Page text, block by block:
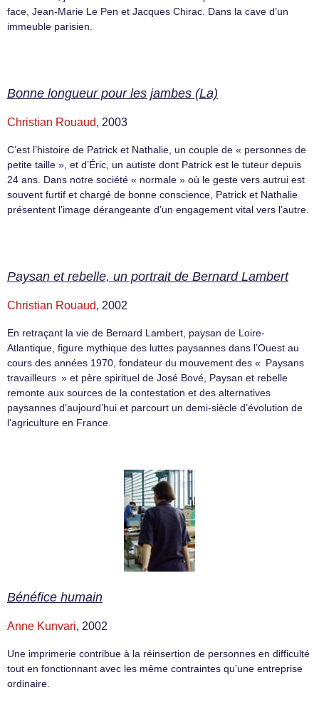
face, Jean-Marie Le Pen et Jacques Chirac. Dans la cave d’un
immeuble parisien.
Bonne longueur pour les jambes (La)
Christian Rouaud, 2003
C’est l’histoire de Patrick et Nathalie, un couple de « personnes de
petite taille », et d’Éric, un autiste dont Patrick est le tuteur depuis
24 ans. Dans notre société « normale » où le geste vers autrui est
souvent furtif et chargé de bonne conscience, Patrick et Nathalie
présentent l’image dérangeante d’un engagement vital vers l’autre.
Paysan et rebelle, un portrait de Bernard Lambert
Christian Rouaud, 2002
En retraçant la vie de Bernard Lambert, paysan de Loire-
Atlantique, figure mythique des luttes paysannes dans l’Ouest au
cours des années 1970, fondateur du mouvement des « Paysans
travailleurs » et père spirituel de José Bové, Paysan et rebelle
remonte aux sources de la contestation et des alternatives
paysannes d’aujourd’hui et parcourt un demi-siècle d’évolution de
l’agriculture en France.
Bénéfice humain
Anne Kunvari, 2002
Une imprimerie contribue à la réinsertion de personnes en difficulté
tout en fonctionnant avec les même contraintes qu’une entreprise
ordinaire.